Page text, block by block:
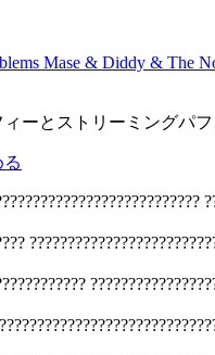
Mase & Diddy & The
ーとストリーミングパ